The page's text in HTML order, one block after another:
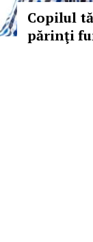
Copilul
părinţi